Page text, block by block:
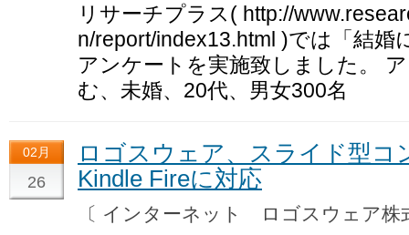
リサーチプラス( http://
n/report/index13.html )では「結婚
アンケートを実施致しました。
む、未婚、20代、男女300名
02月
26
ロゴスウェア、スライド型コ
Kindle Fireに対応
〔 インターネット ロゴスウェア